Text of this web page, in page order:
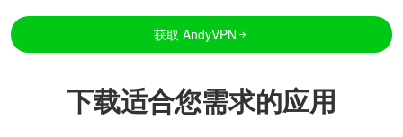
获取 AndyVPN
下载适合您需求的应用